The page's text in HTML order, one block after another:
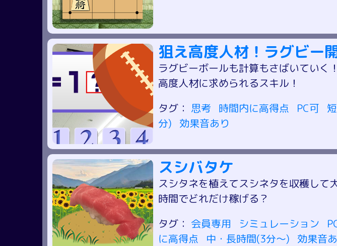
狙え高度人材！ラグビー
ラグビーボールも計算もさばいていく
高度人材に求められるスキル！
タグ： 思考 時間内に高得点 PC可
分)
効果音あり
スシバタケ
スシタネを植えてスシネタを収穫して
時間でどれだけ稼げる？
タグ： 会員専用 シミュレーション
に高得点
中・長時間(3分～) 効果音